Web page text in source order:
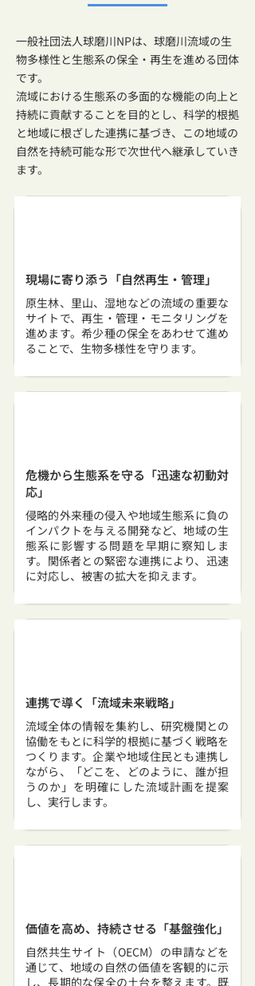
一般社団法人球磨川NPは、球磨川流域の生
物多様性と生態系の保全・再生を進める団体
です。
流域における生態系の多面的な機能の向上と
持続に貢献することを目的とし、科学的根拠
と地域に根ざした連携に基づき、この地域の
自然を持続可能な形で次世代へ継承していき
ます。
現場に寄り添う「自然再生・管理」
原生林、里山、湿地などの流域の重要な
サイトで、再生・管理・モニタリングを
進めます。希少種の保全をあわせて進め
ることで、生物多様性を守ります。
危機から生態系を守る「迅速な初動対
応」
侵略的外来種の侵入や地域生態系に負の
インパクトを与える開発など、地域の生
態系に影響する問題を早期に察知しま
す。関係者との緊密な連携により、迅速
に対応し、被害の拡大を抑えます。
連携で導く「流域未来戦略」
流域全体の情報を集約し、研究機関との
協働をもとに科学的根拠に基づく戦略を
つくります。企業や地域住民とも連携し
ながら、「どこを、どのように、誰が担
うのか」を明確にした流域計画を提案
し、実行します。
価値を高め、持続させる「基盤強化」
自然共生サイト（OECM）の申請などを
通じて、地域の自然の価値を客観的に示
し、長期的な保全の土台を整えます。既